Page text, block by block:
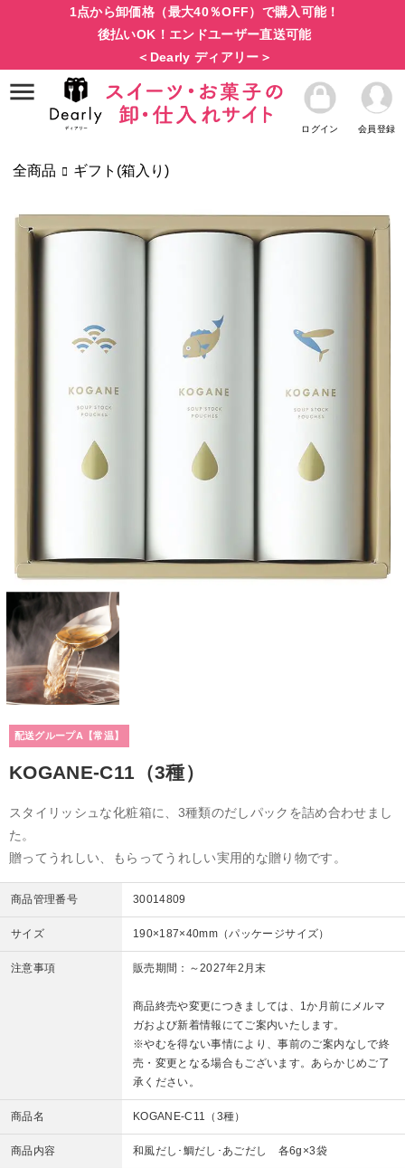
1点から卸価格（最大40％OFF）で購入可能！
後払いOK！エンドユーザー直送可能
＜Dearly ディアリー＞
ログイン 会員登録
全商品 ギフト(箱入り)
配送グループA【常温】
KOGANE-C11（3種）
スタイリッシュな化粧箱に、3種類のだしパックを詰め合わせまし
た。
贈ってうれしい、もらってうれしい実用的な贈り物です。
商品管理番号 30014809
サイズ 190×187×40mm（パッケージサイズ）
注意事項 販売期間：～2027年2月末
商品終売や変更につきましては、1か月前にメルマ
ガおよび新着情報にてご案内いたします。
※やむを得ない事情により、事前のご案内なしで終
売・変更となる場合もございます。あらかじめご了
承ください。
商品名 KOGANE-C11（3種）
商品内容 和風だし･鯛だし･あごだし 各6g×3袋